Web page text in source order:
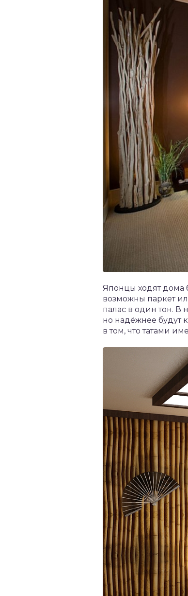
Японцы ходят дома
возможны паркет
палас в один тон. В
но надёжнее будут
в том, что татами